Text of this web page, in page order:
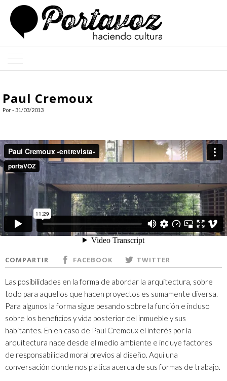
ARQUITECTURA
ENTREVISTAS
COLABORADORES
Paul Cremoux
Por - 31/03/2013
COMPARTIR FACEBOOK TWITTER
Las posibilidades en la forma de abordar la arquitectura, sobre
todo para aquellos que hacen proyectos es sumamente diversa.
Para algunos la forma sigue pesando sobre la función e incluso
sobre los beneficios y vida posterior del inmueble y sus
habitantes. En en caso de Paul Cremoux el interés por la
arquitectura nace desde el medio ambiente e incluye factores
de responsabilidad moral previos al diseño. Aquí una
conversación donde nos platica acerca de sus formas de trabajo.